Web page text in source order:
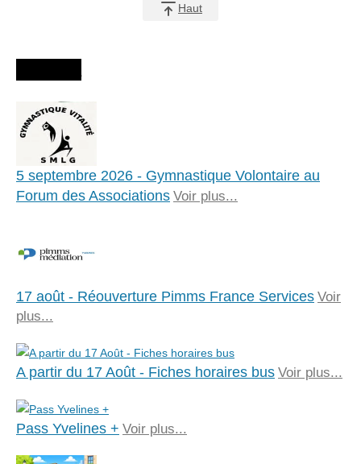
Haut
5 septembre 2026 - Gymnastique Volontaire au
Forum des Associations Voir plus...
17 août - Réouverture Pimms France Services Voir
plus...
A partir du 17 Août - Fiches horaires bus Voir plus...
Pass Yvelines + Voir plus...